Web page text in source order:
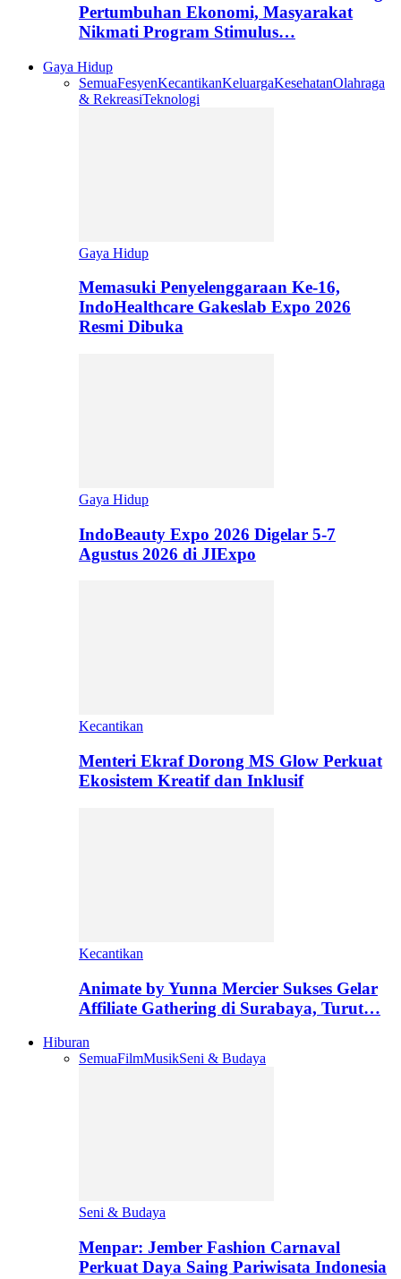
Pertumbuhan Ekonomi, Masyarakat
Nikmati Program Stimulus…
Gaya Hidup
SemuaFesyenKecantikanKeluargaKesehatanOlahraga
& RekreasiTeknologi
Gaya Hidup
Memasuki Penyelenggaraan Ke-16,
IndoHealthcare Gakeslab Expo 2026
Resmi Dibuka
Gaya Hidup
IndoBeauty Expo 2026 Digelar 5-7
Agustus 2026 di JIExpo
Kecantikan
Menteri Ekraf Dorong MS Glow Perkuat
Ekosistem Kreatif dan Inklusif
Kecantikan
Animate by Yunna Mercier Sukses Gelar
Affiliate Gathering di Surabaya, Turut…
Hiburan
SemuaFilmMusikSeni & Budaya
Seni & Budaya
Menpar: Jember Fashion Carnaval
Perkuat Daya Saing Pariwisata Indonesia